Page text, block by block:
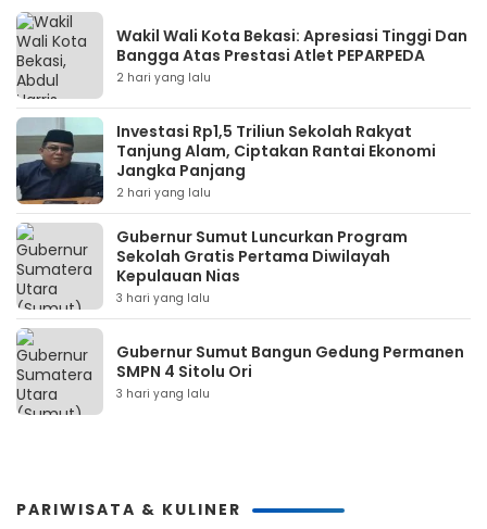
Wakil Wali Kota Bekasi: Apresiasi Tinggi Dan
Bangga Atas Prestasi Atlet PEPARPEDA
2 hari yang lalu
Investasi Rp1,5 Triliun Sekolah Rakyat
Tanjung Alam, Ciptakan Rantai Ekonomi
Jangka Panjang
2 hari yang lalu
Gubernur Sumut Luncurkan Program
Sekolah Gratis Pertama Diwilayah
Kepulauan Nias
3 hari yang lalu
Gubernur Sumut Bangun Gedung Permanen
SMPN 4 Sitolu Ori
3 hari yang lalu
PARIWISATA & KULINER